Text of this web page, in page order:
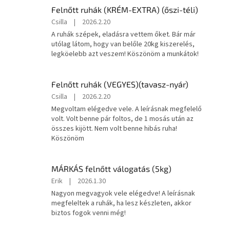
5
csillag.
Felnőtt ruhák (KRÉM-EXTRA) (őszi-téli)
A
termék
értékelése
5-
ből
csillag.
Csilla |
2026.2.20
A ruhák szépek, eladásra vettem őket. Bár már
utólag látom, hogy van belőle 20kg kiszerelés,
legköelebb azt veszem! Köszönöm a munkátok!
Felnőtt ruhák (VEGYES)(tavasz-nyár)
A
termék
értékelése
5-
ből
Csilla |
2026.2.20
Megvoltam elégedve vele. A leírásnak megfelelő
volt. Volt benne pár foltos, de 1 mosás után az
összes kijött. Nem volt benne hibás ruha!
Köszönöm
MÁRKÁS felnőtt válogatás (5kg)
A
termék
értékelése
5-
Erik |
2026.1.30
Nagyon megvagyok vele elégedve! A leírásnak
megfeleltek a ruhák, ha lesz készleten, akkor
biztos fogok venni még!